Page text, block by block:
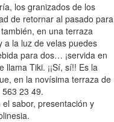
los granizados de los
de retornar al pasado para
en una terraza
a la luz de velas puedes
para dos… ¡servida en
Tiki. ¡¡Sí, sí!! Es la
en la novísima terraza de
23 49.
sabor, presentación y